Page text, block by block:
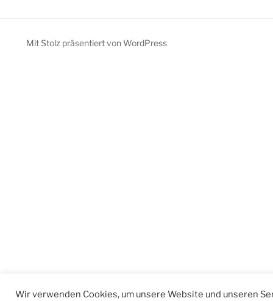
Mit Stolz präsentiert von WordPress
Wir verwenden Cookies, um unsere Website und unseren